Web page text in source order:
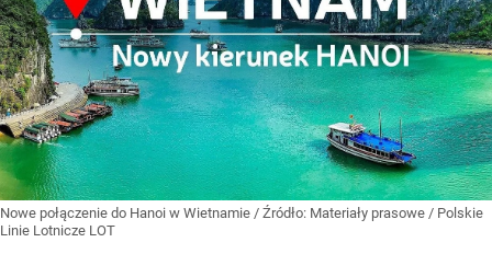
Nowe połączenie do Hanoi w Wietnamie / Źródło: Materiały prasowe / Polskie
Linie Lotnicze LOT